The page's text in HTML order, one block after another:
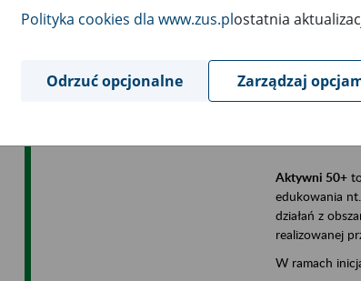
promocja
ZUS przez
Aktywni 50+to
edukowania
działań z
realizowanej
W ramach
Polityka cookies dla www.zus.plostatnia
Odrzuć opcjonalne Zarządzaj